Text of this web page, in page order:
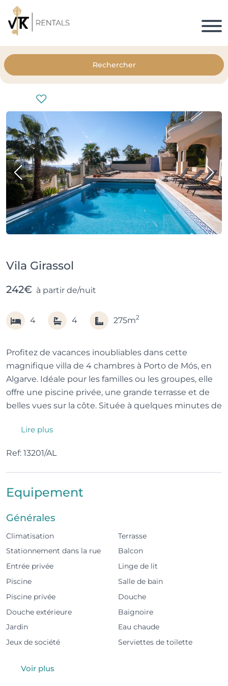
Rechercher
Vila Girassol
4 4 275m2
Profitez de vacances inoubliables dans cette
magnifique villa de 4 chambres à Porto de Mós, en
Algarve. Idéale pour les familles ou les groupes, elle
offre une piscine privée, une grande terrasse et de
belles vues sur la côte. Située à quelques minutes de
mer. Entièrement climatisée et équipée du Wi-Fi
confortable et exclusif au bord de l’océan.
4 chambres, dont 3 en suite
4 salles de bains au total
2 chambres en suite au rez-de-chaussée avec
accès direct à la piscine et à la terrasse
Cuisine entièrement équipée
Lire plus
Ref: 13201/AL
Equipement
Générales
Climatisation
Stationnement dans la rue
Entrée privée
Piscine
Piscine privée
Douche extérieure
Jardin
Jeux de société
Terrasse
Balcon
Linge de lit
Salle de bain
Douche
Baignoire
Eau chaude
Serviettes de toilette
Voir plus
242€ à partir de/nuit